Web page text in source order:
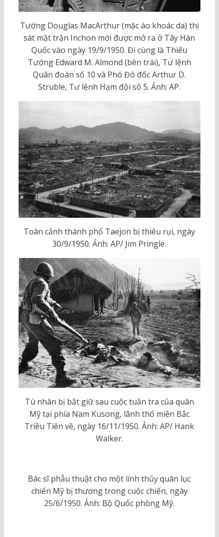
Tướng Douglas MacArthur (mặc áo khoác da) thị
sát mặt trận Inchon mới được mở ra ở Tây Hàn
Quốc vào ngày 19/9/1950. Đi cùng là Thiếu
Tướng Edward M. Almond (bên trái), Tư lệnh
Quân đoàn số 10 và Phó Đô đốc Arthur D.
Struble, Tư lệnh Hạm đội số 5. Ảnh: AP.
Toàn cảnh thành phố Taejon bị thiêu rụi, ngày
30/9/1950. Ảnh: AP/ Jim Pringle.
Tù nhân bị bắt giữ sau cuộc tuần tra của quân
Mỹ tại phía Nam Kusong, lãnh thổ miền Bắc
Triều Tiên về, ngày 16/11/1950. Ảnh: AP/ Hank
Walker.
Bác sĩ phẫu thuật cho một lính thủy quân lục
chiến Mỹ bị thương trong cuộc chiến, ngày
25/6/1950. Ảnh: Bộ Quốc phòng Mỹ.